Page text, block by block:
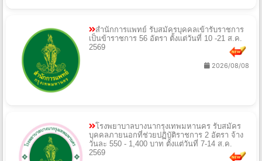
สำนักการแพทย์ รับสมัครบุคคลเข้ารับราชการ
เป็นข้าราชการ 56 อัตรา ตั้งแต่วันที่ 10 -21 ส.ค.
2569
2026/08/08
โรงพยาบาลบางนากรุงเทพมหานคร รับสมัคร
บุคคลภายนอกที่ช่วยปฏิบัติราชการ 2 อัตรา จ้าง
วันละ 550 - 1,400 บาท ตั้งแต่วันที่ 7-14 ส.ค.
2569